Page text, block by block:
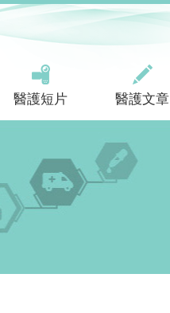
醫護短片 醫護文章